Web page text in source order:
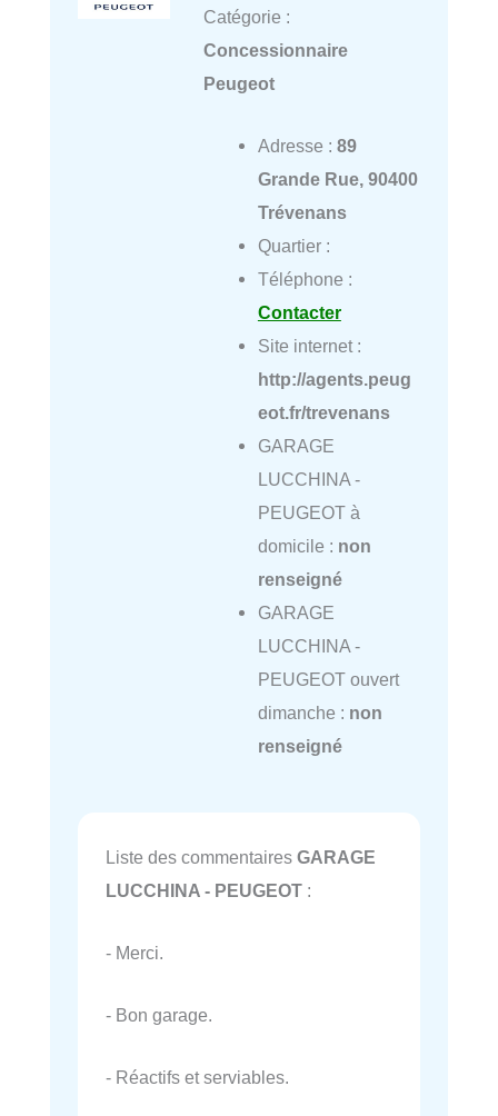
Catégorie :
Concessionnaire
Peugeot
Adresse : 89
Grande Rue, 90400
Trévenans
Quartier :
Téléphone :
Contacter
Site internet :
http://agents.peug
eot.fr/trevenans
GARAGE
LUCCHINA -
PEUGEOT à
domicile : non
renseigné
GARAGE
LUCCHINA -
PEUGEOT ouvert
dimanche : non
renseigné
Liste des commentaires GARAGE
LUCCHINA - PEUGEOT :
- Merci.
- Bon garage.
- Réactifs et serviables.